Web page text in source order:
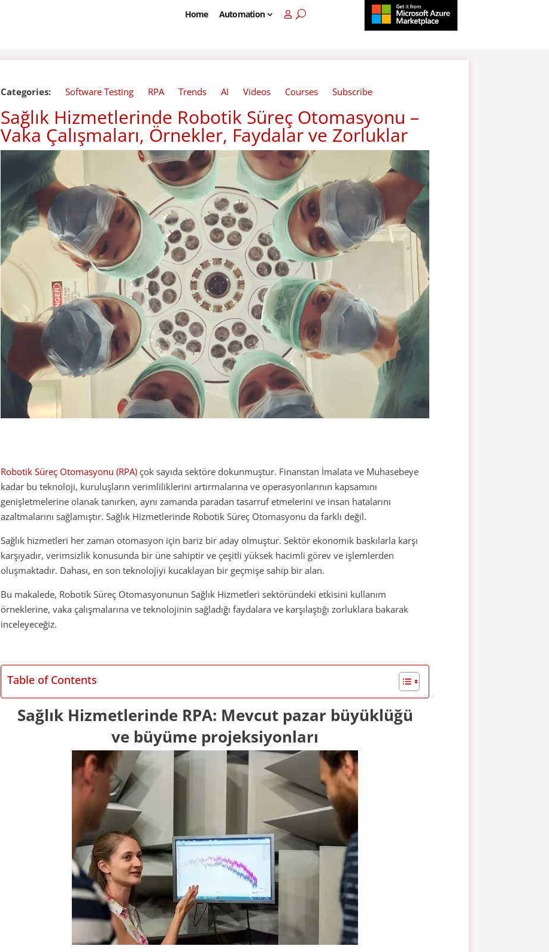
Home Automation
Categories: Software Testing RPA Trends AI Videos Courses Subscribe
Sağlık Hizmetlerinde Robotik Süreç Otomasyonu –
Vaka Çalışmaları, Örnekler, Faydalar ve Zorluklar
Robotik Süreç Otomasyonu (RPA)çok sayıda sektöre dokunmuştur. Finanstan İmalata ve Muhasebeye
kadar bu teknoloji, kuruluşların verimliliklerini artırmalarına ve operasyonlarının kapsamını
genişletmelerine olanak tanırken, aynı zamanda paradan tasarruf etmelerini ve insan hatalarını
azaltmalarını sağlamıştır. Sağlık Hizmetlerinde Robotik Süreç Otomasyonu da farklı değil.
Sağlık hizmetleri her zaman otomasyon için bariz bir aday olmuştur. Sektör ekonomik baskılarla karşı
karşıyadır, verimsizlik konusunda bir üne sahiptir ve çeşitli yüksek hacimli görev ve işlemlerden
oluşmaktadır. Dahası, en son teknolojiyi kucaklayan bir geçmişe sahip bir alan.
Bu makalede, Robotik Süreç Otomasyonunun Sağlık Hizmetleri sektöründeki etkisini kullanım
örneklerine, vaka çalışmalarına ve teknolojinin sağladığı faydalara ve karşılaştığı zorluklara bakarak
inceleyeceğiz.
Table of Contents
Sağlık Hizmetlerinde RPA: Mevcut pazar büyüklüğü
ve büyüme projeksiyonları